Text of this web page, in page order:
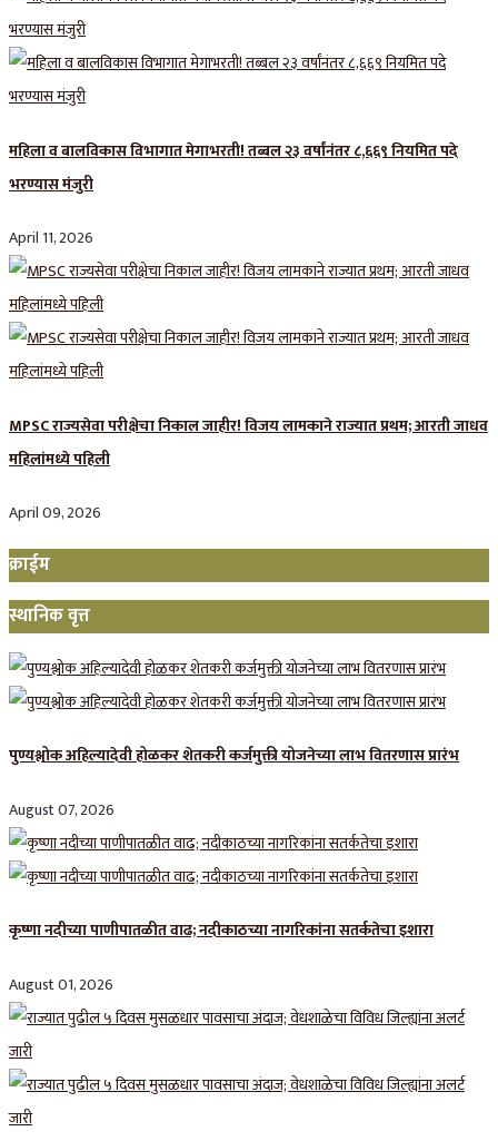
महिला व बालविकास विभागात मेगाभरती! तब्बल २३ वर्षांनंतर ८,६६९ नियमित पदे
भरण्यास मंजुरी
April 11, 2026
MPSC राज्यसेवा परीक्षेचा निकाल जाहीर! विजय लामकाने राज्यात प्रथम; आरती जाधव
महिलांमध्ये पहिली
April 09, 2026
क्राईम
स्थानिक वृत्त
पुण्यश्लोक अहिल्यादेवी होळकर शेतकरी कर्जमुक्ती योजनेच्या लाभ वितरणास प्रारंभ
August 07, 2026
कृष्णा नदीच्या पाणीपातळीत वाढ; नदीकाठच्या नागरिकांना सतर्कतेचा इशारा
August 01, 2026